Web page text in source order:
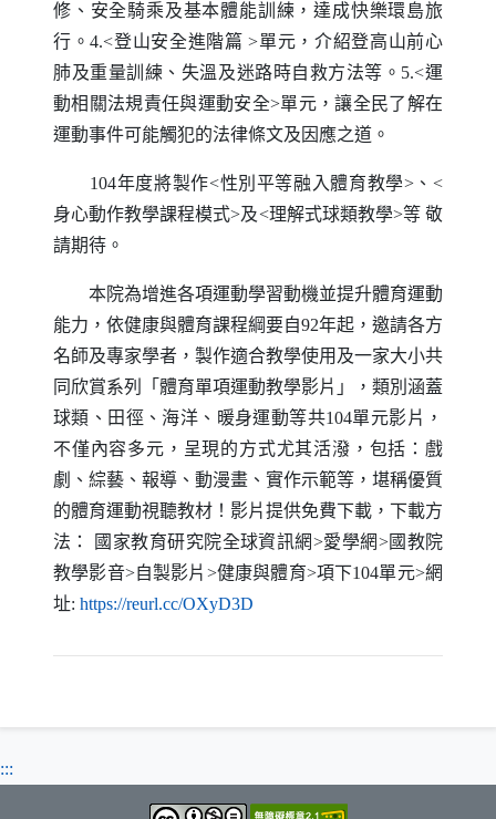
修、安全騎乘及基本體能訓練，達成快樂環島旅
行。4.<登山安全進階篇 >單元，介紹登高山前心
肺及重量訓練、失溫及迷路時自救方法等。 5.<運
動相關法規責任與運動安全>單元，讓全民了解在
運動事件可能觸犯的法律條文及因應之道。
104年度將製作<性別平等融入體育教學>、 <
身心動作教學課程模式>及<理解式球類教學>等 敬
請期待。
本院為增進各項運動學習動機並提升體育運動
能力，依健康與體育課程綱要自92年起，邀請各方
名師及專家學者，製作適合教學使用及一家大小共
同欣賞系列「體育單項運動教學影片」，類別涵蓋
球類、田徑、海洋、暖身運動等共104單元影片，
不僅內容多元，呈現的方式尤其活潑，包括：戲
劇、綜藝、報導、動漫畫、實作示範等，堪稱優質
的體育運動視聽教材！影片提供免費下載，下載方
法：
國家教育研究院全球資訊網>愛學網>國教院
教學影音>自製影片 >健康與體育>項下104單元>網
址: https://reurl.cc/OXyD3D
:::